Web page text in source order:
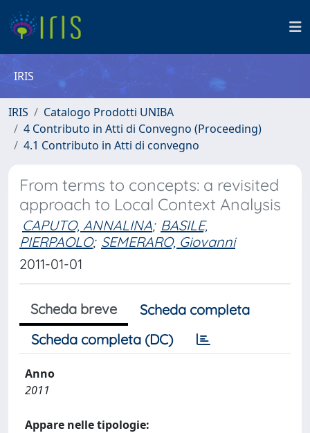
IRIS
IRIS
Catalogo Prodotti UNIBA
4 Contributo in Atti di Convegno (Proceeding)
4.1 Contributo in Atti di convegno
From terms to concepts: a revisited
approach to Local Context Analysis
CAPUTO, ANNALINA; BASILE,
PIERPAOLO; SEMERARO, Giovanni
2011-01-01
Scheda breve
Scheda completa
Scheda completa (DC)
Anno
2011
Appare nelle tipologie: